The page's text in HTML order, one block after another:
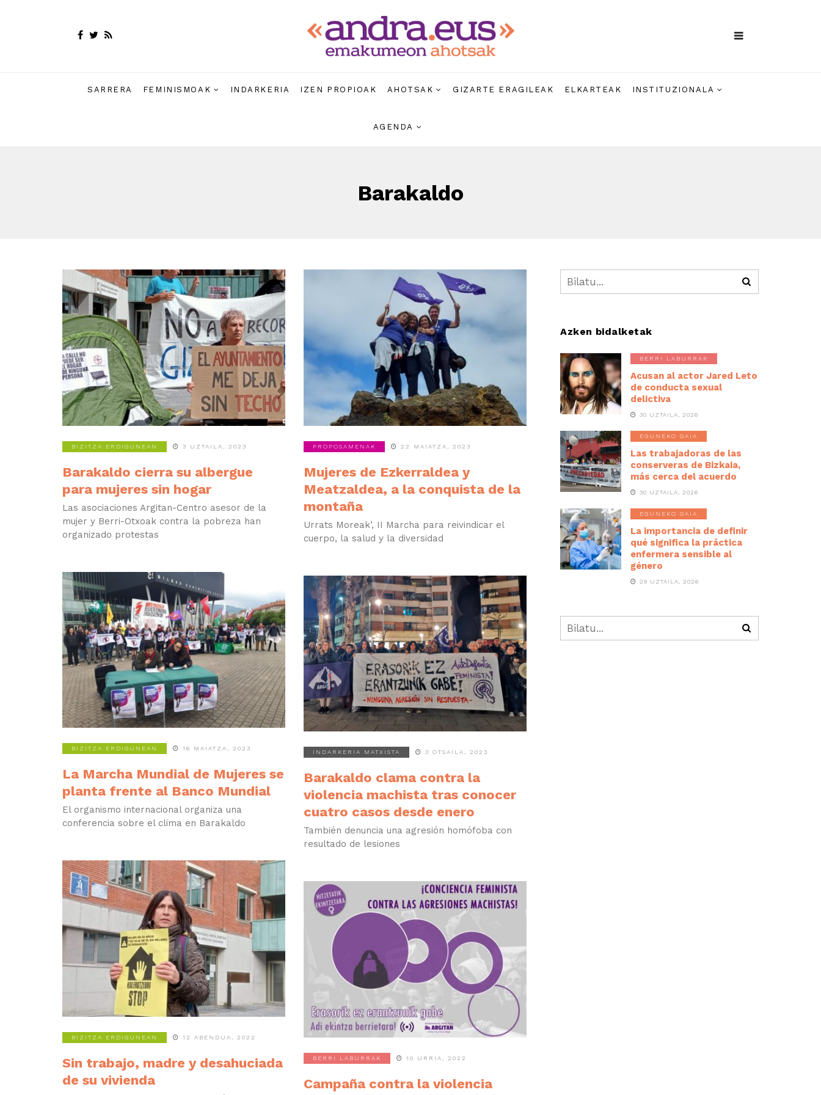
SARRERA FEMINISMOAK INDARKERIA IZEN PROPIOAK AHOTSAK GIZARTE ERAGILEAK ELKARTEAK INSTITUZIONALA
AGENDA
Barakaldo
BIZITZA ERDIGUNEAN 3 UZTAILA, 2023
Barakaldo cierra su albergue
para mujeres sin hogar
Las asociaciones Argitan-Centro asesor de la
mujer y Berri-Otxoak contra la pobreza han
organizado protestas
PROPOSAMENAK 22 MAIATZA, 2023
Mujeres de Ezkerraldea y
Meatzaldea, a la conquista de la
montaña
Urrats Moreak’, II Marcha para reivindicar el
cuerpo, la salud y la diversidad
BIZITZA ERDIGUNEAN 16 MAIATZA, 2023
La Marcha Mundial de Mujeres se
planta frente al Banco Mundial
El organismo internacional organiza una
conferencia sobre el clima en Barakaldo
INDARKERIA MATXISTA 3 OTSAILA, 2023
Barakaldo clama contra la
violencia machista tras conocer
cuatro casos desde enero
También denuncia una agresión homófoba con
resultado de lesiones
BIZITZA ERDIGUNEAN 12 ABENDUA, 2022
Sin trabajo, madre y desahuciada
de su vivienda
BERRI LABURRAK 10 URRIA, 2022
Campaña contra la violencia
Azken bidalketak
BERRI LABURRAK
Acusan al actor Jared Leto
de conducta sexual
delictiva
30 UZTAILA, 2026
EGUNEKO GAIA
Las trabajadoras de las
conserveras de Bizkaia,
más cerca del acuerdo
30 UZTAILA, 2026
EGUNEKO GAIA
La importancia de definir
qué significa la práctica
enfermera sensible al
género
29 UZTAILA, 2026